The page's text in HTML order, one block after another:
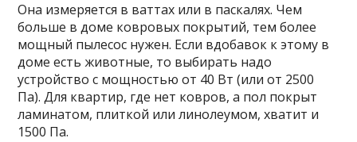
Она измеряется в ваттах или в паскалях. Чем
больше в доме ковровых покрытий, тем более
мощный пылесос нужен. Если вдобавок к этому в
доме есть животные, то выбирать надо
устройство с мощностью от 40 Вт (или от 2500
Па). Для квартир, где нет ковров, а пол покрыт
ламинатом, плиткой или линолеумом, хватит и
1500 Па.